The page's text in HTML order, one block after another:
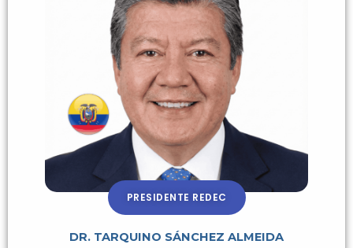
PRESIDENTE REDEC
DR. TARQUINO SÁNCHEZ ALMEIDA